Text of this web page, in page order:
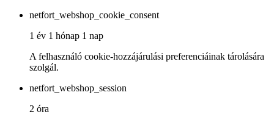
netfort_webshop_cookie_consent
1 év 1 hónap 1 nap
A felhasználó cookie-hozzájárulási preferenciáinak tárolására
szolgál.
netfort_webshop_session
2 óra